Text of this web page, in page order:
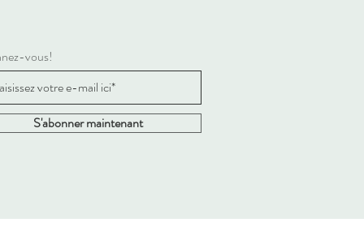
vous!
S'abonner maintenant